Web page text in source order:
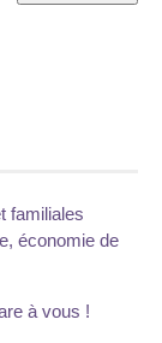
familiales
économie de
à vous !